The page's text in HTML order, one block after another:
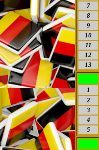
7
8
9
10
11
12
13
1
2
3
4
5